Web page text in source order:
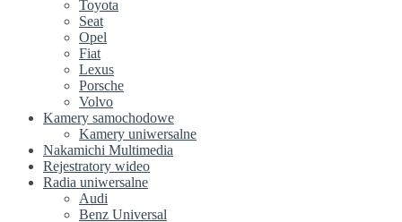
Toyota
Seat
Opel
Fiat
Lexus
Porsche
Volvo
Kamery samochodowe
Kamery uniwersalne
Nakamichi Multimedia
Rejestratory wideo
Radia uniwersalne
Audi
Benz Universal